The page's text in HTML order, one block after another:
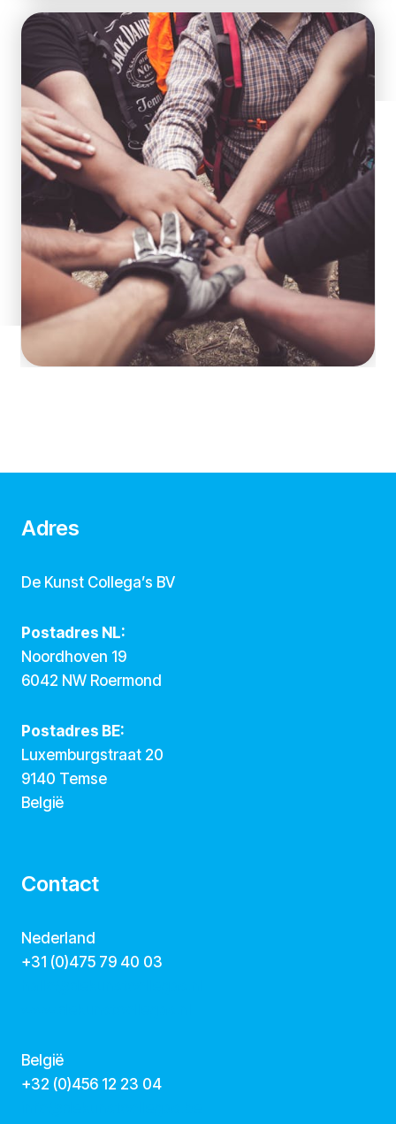
Adres
De Kunst Collega’s BV
Postadres NL:
Noordhoven 19
6042 NW Roermond
Postadres BE:
Luxemburgstraat 20
9140 Temse
België
Contact
Nederland
+31 (0)475 79 40 03
België
‭+32 (0)456 12 23 04‬